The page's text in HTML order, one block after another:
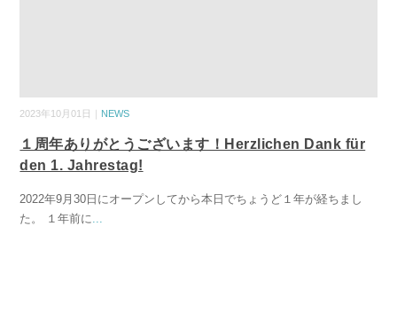
2023年10月01日｜ NEWS
１周年ありがとうございます！Herzlichen Dank für
den 1. Jahrestag!
2022年9月30日にオープンしてから本日でちょうど１年が経ちまし
た。 １年前に